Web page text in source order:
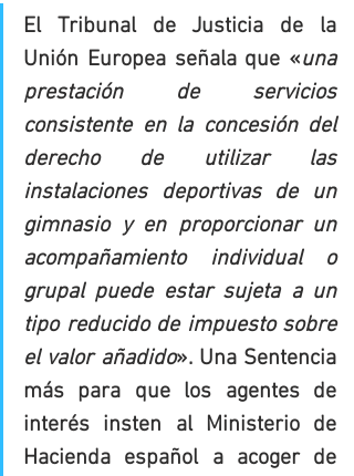
El Tribunal de Justicia de la
Unión Europea señala que «una
prestación de servicios
consistente en la concesión del
derecho de utilizar las
instalaciones deportivas de un
gimnasio y en proporcionar un
acompañamiento individual o
grupal puede estar sujeta a un
tipo reducido de impuesto sobre
el valor añadido». Una Sentencia
más para que los agentes de
interés insten al Ministerio de
Hacienda español a acoger de